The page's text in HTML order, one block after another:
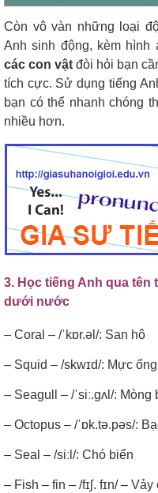
Còn vô vàn những loại
Anh sinh động, kèm hình
các con vật đòi hỏi bạn
tích cực. Sử dụng tiếng
bạn có thể nhanh chóng
nhiều hơn.
3. Học tiếng Anh qua tên
dưới nước
– Coral – /ˈkɒr.əl/: San hô
– Squid – /skwɪd/: Mực ống
– Seagull – /ˈsiː.gʌl/: Mòng
– Octopus – /ˈɒk.tə.pəs/:
– Seal – /siːl/: Chó biển
– Fish – fin – /fɪʃ. fɪn/ – Vảy